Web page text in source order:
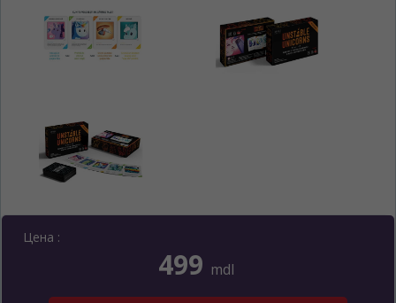
Цена :
499 mdl
ЯЗЫК САЙТА / LIMBA SITE-ULUI
На каком языке Вы хотите
просматривать наш сайт?